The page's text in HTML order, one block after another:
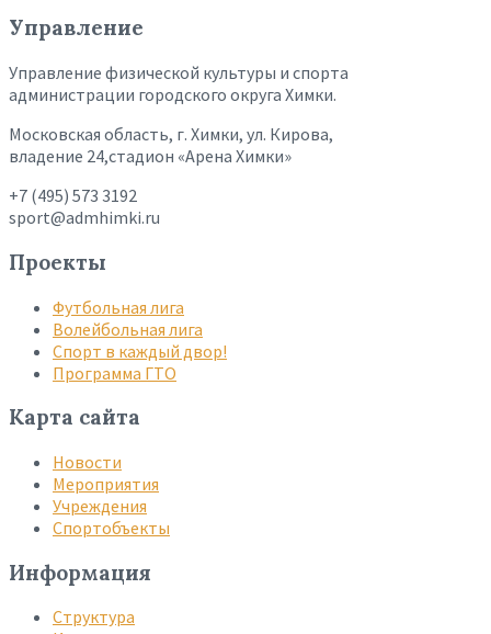
Управление
Управление физической культуры и спорта
администрации городского округа Химки.
Московская область, г. Химки, ул. Кирова,
владение 24,стадион «Арена Химки»
+7 (495) 573 3192
sport@admhimki.ru
Проекты
Футбольная лига
Волейбольная лига
Спорт в каждый двор!
Программа ГТО
Карта сайта
Новости
Мероприятия
Учреждения
Спортобъекты
Информация
Структура